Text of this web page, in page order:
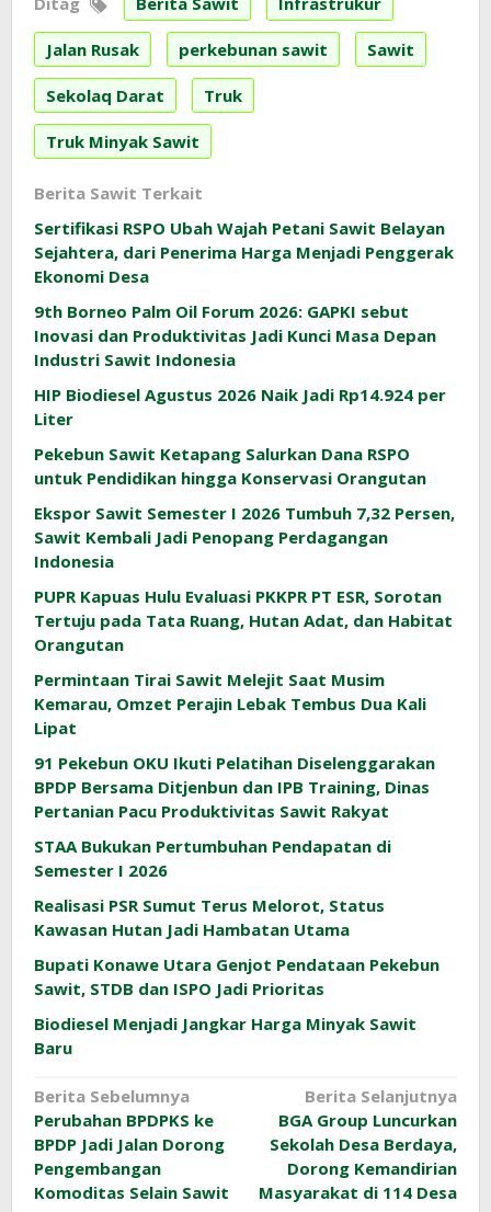
Jalan Rusak perkebunan sawit Sawit
Sekolaq Darat Truk
Truk Minyak Sawit
Berita Sawit Terkait
Sertifikasi RSPO Ubah Wajah Petani Sawit Belayan
Sejahtera, dari Penerima Harga Menjadi Penggerak
Ekonomi Desa
9th Borneo Palm Oil Forum 2026: GAPKI sebut
Inovasi dan Produktivitas Jadi Kunci Masa Depan
Industri Sawit Indonesia
HIP Biodiesel Agustus 2026 Naik Jadi Rp14.924 per
Liter
Pekebun Sawit Ketapang Salurkan Dana RSPO
untuk Pendidikan hingga Konservasi Orangutan
Ekspor Sawit Semester I 2026 Tumbuh 7,32 Persen,
Sawit Kembali Jadi Penopang Perdagangan
Indonesia
PUPR Kapuas Hulu Evaluasi PKKPR PT ESR, Sorotan
Tertuju pada Tata Ruang, Hutan Adat, dan Habitat
Orangutan
Permintaan Tirai Sawit Melejit Saat Musim
Kemarau, Omzet Perajin Lebak Tembus Dua Kali
Lipat
91 Pekebun OKU Ikuti Pelatihan Diselenggarakan
BPDP Bersama Ditjenbun dan IPB Training, Dinas
Pertanian Pacu Produktivitas Sawit Rakyat
STAA Bukukan Pertumbuhan Pendapatan di
Semester I 2026
Realisasi PSR Sumut Terus Melorot, Status
Kawasan Hutan Jadi Hambatan Utama
Bupati Konawe Utara Genjot Pendataan Pekebun
Sawit, STDB dan ISPO Jadi Prioritas
Biodiesel Menjadi Jangkar Harga Minyak Sawit
Baru
Navigasi
pos
Berita Sebelumnya
Perubahan BPDPKS ke
BPDP Jadi Jalan Dorong
Pengembangan
Komoditas Selain Sawit
Berita Selanjutnya
BGA Group Luncurkan
Sekolah Desa Berdaya,
Dorong Kemandirian
Masyarakat di 114 Desa